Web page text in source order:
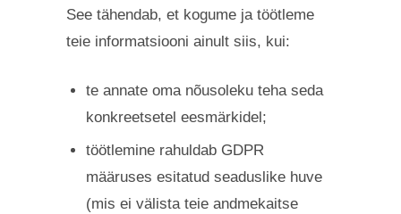
See tähendab, et kogume ja töötleme
teie informatsiooni ainult siis, kui:
te annate oma nõusoleku teha seda
konkreetsetel eesmärkidel;
töötlemine rahuldab GDPR
määruses esitatud seaduslike huve
(mis ei välista teie andmekaitse